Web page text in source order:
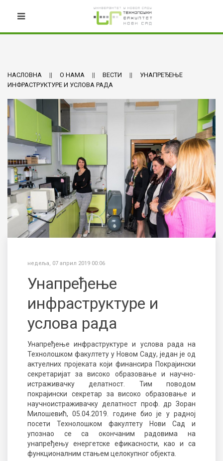
НАСЛОВНА О НАМА ВЕСТИ
УНАПРЕЂЕЊЕ
ИНФРАСТРУКТУРЕ И УСЛОВА РАДА
недеља, 07 април 2019 00:06
Унапређење
инфраструктуре и
услова рада
Унапређење инфраструктуре и услова рада на
Технолошком факултету у Новом Саду, један је од
актуелних пројеката који финансира Покрајински
секретаријат за високо образовање и научно-
истраживачку делатност. Тим поводом
покрајински секретар за високо образовање и
научноистраживачку делатност проф. др Зоран
Милошевић, 05.04.2019. године био је у радној
посети Технолошком факултету Нови Сад и
упознао се са окончаним радовима на
унапређењу енергетске ефикасности, као и са
функционалним стањем целокупног објекта.